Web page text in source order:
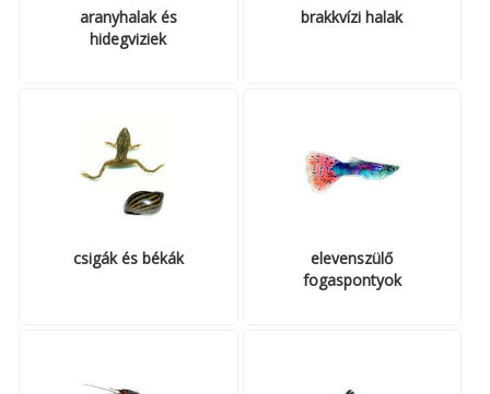
EXTRA AKCIÓK
aranyhalak és
hidegviziek
brakkvízi halak
csigák és békák
elevenszülő
fogaspontyok